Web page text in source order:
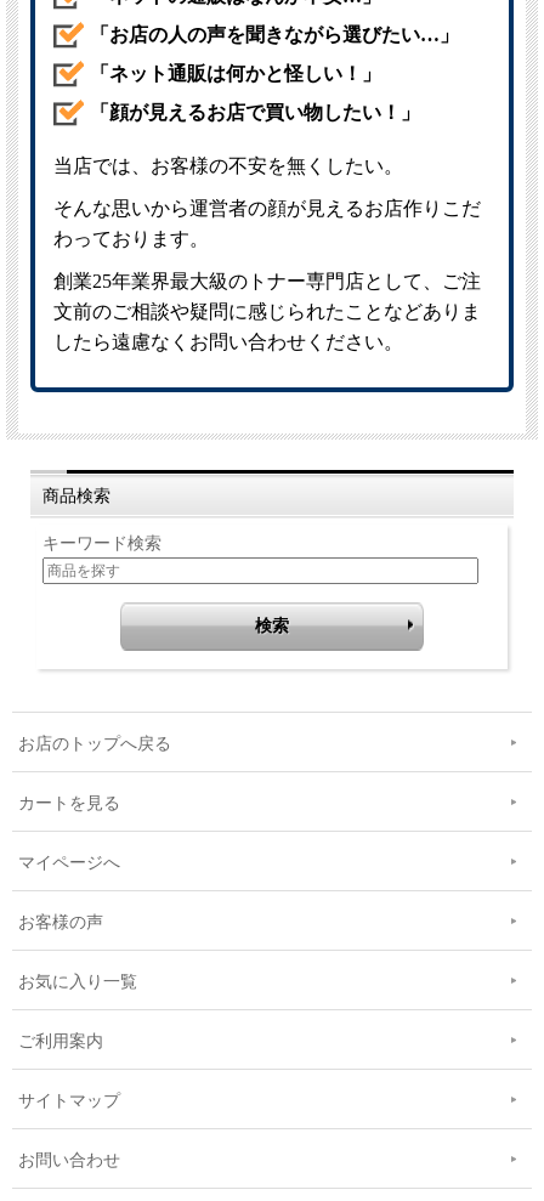
商品検索
キーワード検索
お店のトップへ戻る
カートを見る
マイページへ
お客様の声
お気に入り一覧
ご利用案内
サイトマップ
お問い合わせ